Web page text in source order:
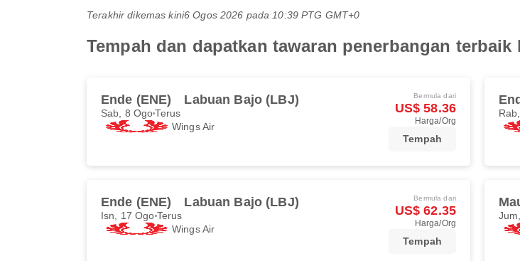
Terakhir dikemas kini6 Ogos 2026 pada 10:39 PTG GMT+0
Tempah dan dapatkan tawaran penerbangan terbaik
Ende (ENE) Labuan Bajo (LBJ)
Sab, 8 OgoTerus
Wings Air
Bermula dari
US$ 58.36
Harga/Org
Tempah
Ende (ENE) Labuan Bajo (LBJ)
Isn, 17 Ogo Terus
Wings Air
Bermula dari
US$ 62.35
Harga/Org
Tempah